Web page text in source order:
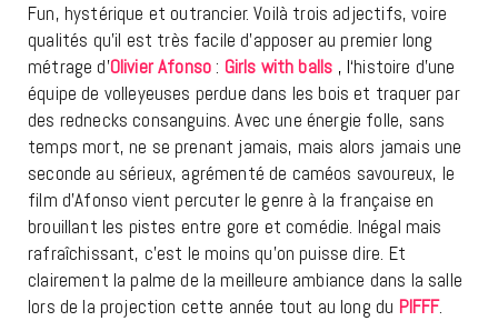
Fun, hystérique et outrancier. Voilà trois adjectifs, voire
qualités qu’il est très facile d’apposer au premier long
métrage d’Olivier Afonso : Girls with balls , l‘histoire d’une
équipe de volleyeuses perdue dans les bois et traquer par
des rednecks consanguins. Avec une énergie folle, sans
temps mort, ne se prenant jamais, mais alors jamais une
seconde au sérieux, agrémenté de caméos savoureux, le
film d’Afonso vient percuter le genre à la française en
brouillant les pistes entre gore et comédie. Inégal mais
rafraîchissant, c’est le moins qu’on puisse dire. Et
clairement la palme de la meilleure ambiance dans la salle
lors de la projection cette année tout au long du PIFFF.